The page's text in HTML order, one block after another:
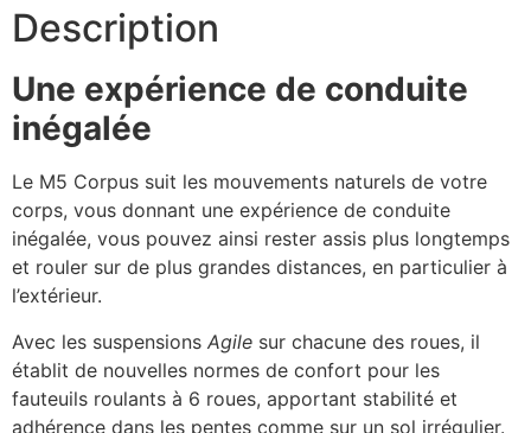
Description
Une expérience de conduite
inégalée
Le M5 Corpus suit les mouvements naturels de votre
corps, vous donnant une expérience de conduite
inégalée, vous pouvez ainsi rester assis plus longtemps
et rouler sur de plus grandes distances, en particulier à
l’extérieur.
Avec les suspensions Agile sur chacune des roues, il
établit de nouvelles normes de confort pour les
fauteuils roulants à 6 roues, apportant stabilité et
adhérence dans les pentes comme sur un sol irrégulier.